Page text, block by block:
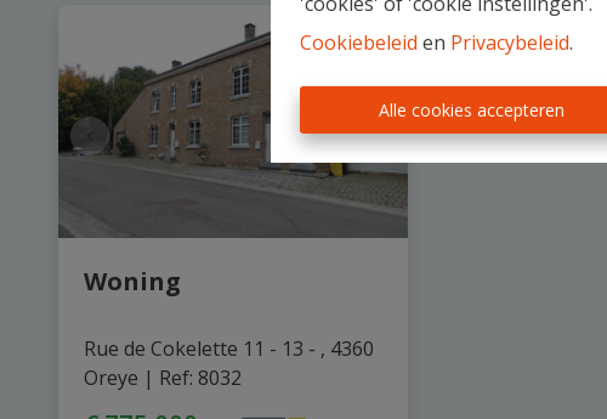
Cookiebeleid en Privacybeleid.
Alle cookies accepteren
Woning
Rue de Cokelette 11 - 13 - , 4360
Oreye | Ref: 8032